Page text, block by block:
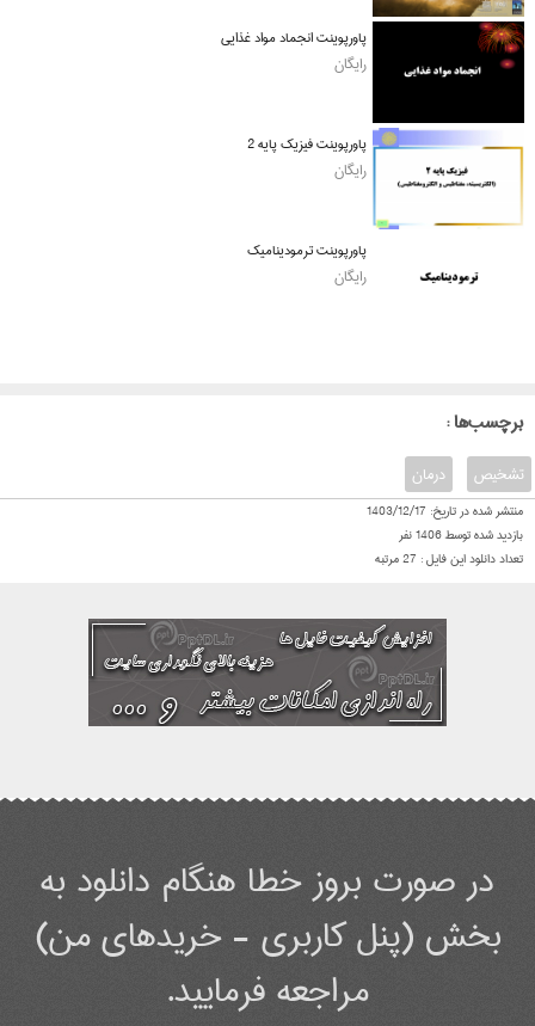
پاورپوینت انجماد مواد غذایی
رایگان
پاورپوینت فیزیک پایه 2
رایگان
پاورپوینت ترمودینامیک
رایگان
: برچسب‌ها
درمان تشخیص
منتشر شده در تاریخ: 1403/12/17
بازدید شده توسط1406نفر
تعداد دانلود این فایل : 27مرتبه
در صورت بروز خطا هنگام دانلود به
بخش (پنل کاربری - خریدهای من)
مراجعه فرمایید.